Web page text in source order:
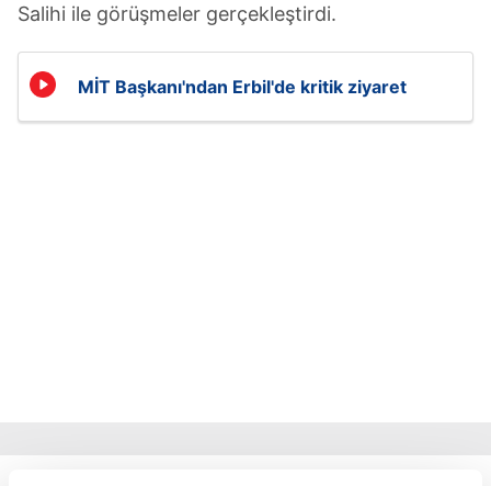
Salihi ile görüşmeler gerçekleştirdi.
MİT Başkanı'ndan Erbil'de kritik ziyaret